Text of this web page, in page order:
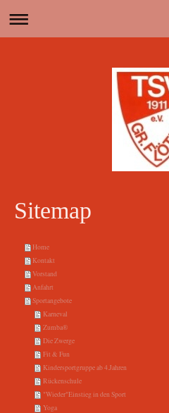
Sitemap
Home
Kontakt
Vorstand
Anfahrt
Sportangebote
Karneval
Zumba®
Die Zwerge
Fit & Fun
Kindersportgruppe ab 4.Jahren
Rückenschule
"Wieder"Einstieg in den Sport
Yoga